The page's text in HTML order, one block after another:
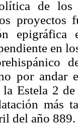
de los
proyectos
epigráfica
en
por andar
la Estela 2
más
del año 889.